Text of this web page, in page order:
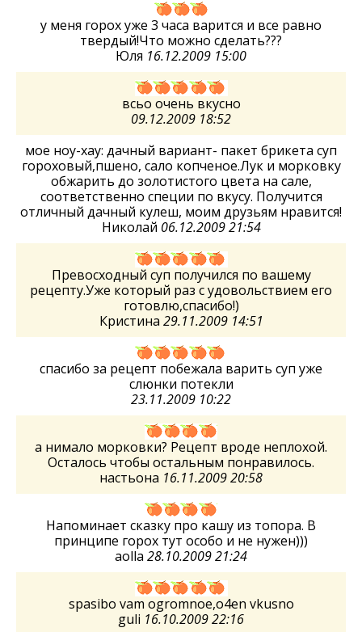
у меня горох уже 3 часа варится и все равно
твердый!Что можно сделать???
Юля 16.12.2009 15:00
всьо очень вкусно
09.12.2009 18:52
мое ноу-хау: дачный вариант- пакет брикета суп
гороховый,пшено, сало копченое.Лук и морковку
обжарить до золотистого цвета на сале,
соответственно специи по вкусу. Получится
отличный дачный кулеш, моим друзьям нравится!
Николай 06.12.2009 21:54
Превосходный суп получился по вашему
рецепту.Уже который раз с удовольствием его
готовлю,спасибо!)
Кристина 29.11.2009 14:51
спасибо за рецепт побежала варить суп уже
слюнки потекли
23.11.2009 10:22
а нимало морковки? Рецепт вроде неплохой.
Осталось чтобы остальным понравилось.
настьона 16.11.2009 20:58
Напоминает сказку про кашу из топора. В
принципе горох тут особо и не нужен)))
aolla 28.10.2009 21:24
spasibo vam ogromnoe,o4en vkusno
guli 16.10.2009 22:16